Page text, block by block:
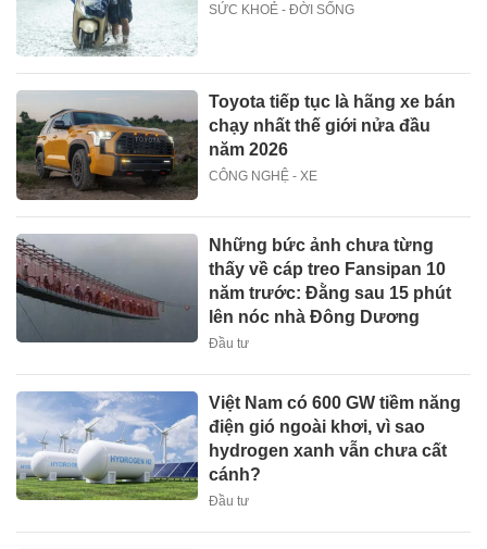
SỨC KHOẺ - ĐỜI SỐNG
Toyota tiếp tục là hãng xe bán
chạy nhất thế giới nửa đầu
năm 2026
CÔNG NGHỆ - XE
Những bức ảnh chưa từng
thấy về cáp treo Fansipan 10
năm trước: Đằng sau 15 phút
lên nóc nhà Đông Dương
Đầu tư
Việt Nam có 600 GW tiềm năng
điện gió ngoài khơi, vì sao
hydrogen xanh vẫn chưa cất
cánh?
Đầu tư